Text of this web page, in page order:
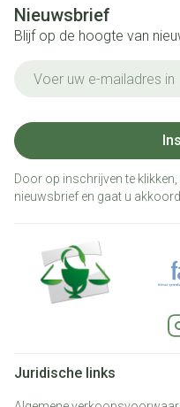
Nieuwsbrief
Blijf op de hoogte van
Door op inschrijven te
nieuwsbrief en gaat u
Juridische links